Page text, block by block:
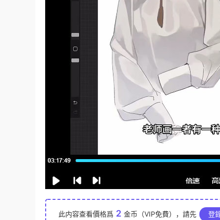
此内容查看價格爲 2 金币（VIP免費），請先 登